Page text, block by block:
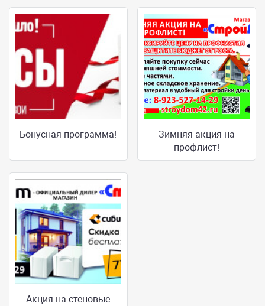
Бонусная программа!
Зимняя акция на
профлист!
Акция на стеновые